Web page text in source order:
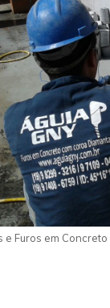
e Furos em